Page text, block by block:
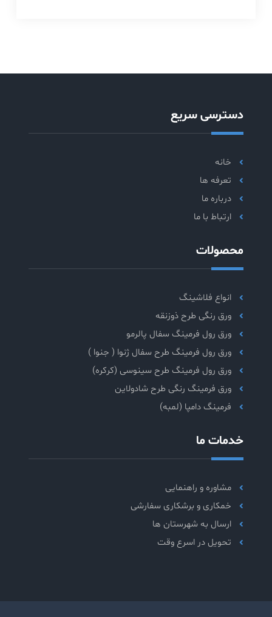
دسترسی سریع
خانه
تعرفه ها
درباره ما
ارتباط با ما
محصولات
انواع فلاشینگ
ورق رنگی طرح ذوزنقه
ورق رول فرمینگ سفال پالرمو
ورق رول فرمینگ طرح سفال ژنوا ( جنوا )
ورق رول فرمینگ طرح سینوسی (کرکره)
ورق فرمینگ رنگی طرح شادولاین
فرمینگ دامپا (لمبه)
خدمات ما
مشاوره و راهنمایی
خمکاری و برشکاری سفارشی
ارسال به شهرستان ها
تحویل در اسرع وقت